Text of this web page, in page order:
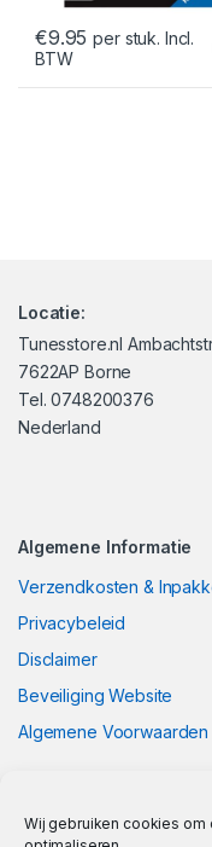
Wij gebruiken cookies
€9.95 per stuk. Incl.
BTW
Locatie:
Tunesstore.nl
7622AP Borne
Tel. 0748200376
Nederland
Algemene Informatie
Verzendkosten &
Privacybeleid
Disclaimer
Beveiliging Website
Algemene Voorwaarden